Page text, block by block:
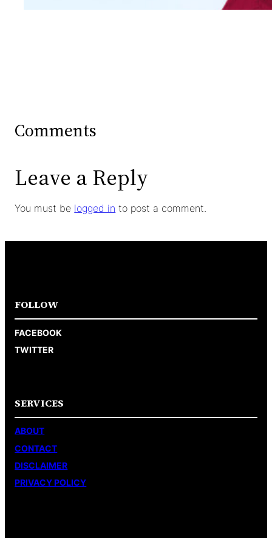
Comments
Leave a Reply
You must be logged in to post a comment.
FOLLOW
FACEBOOK
TWITTER
SERVICES
ABOUT
CONTACT
DISCLAIMER
PRIVACY POLICY